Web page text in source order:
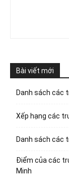
Bài viết mới
Danh sách các
Xếp hạng các
Danh sách các
Điểm của các
Minh